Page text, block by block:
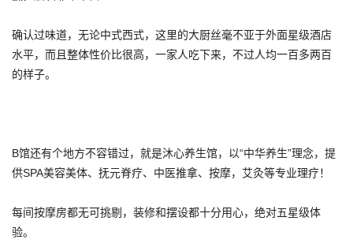
确认过味道，无论中式西式，这里的大厨丝毫不亚于外面星级酒店
水平，而且整体性价比很高，一家人吃下来，不过人均一百多两百
的样子。
B馆还有个地方不容错过，就是沐心养生馆，以“中华养生”理念，提
供SPA美容美体、抚元脊疗、中医推拿、按摩，艾灸等专业理疗！
每间按摩房都无可挑剔，装修和摆设都十分用心，绝对五星级体
验。